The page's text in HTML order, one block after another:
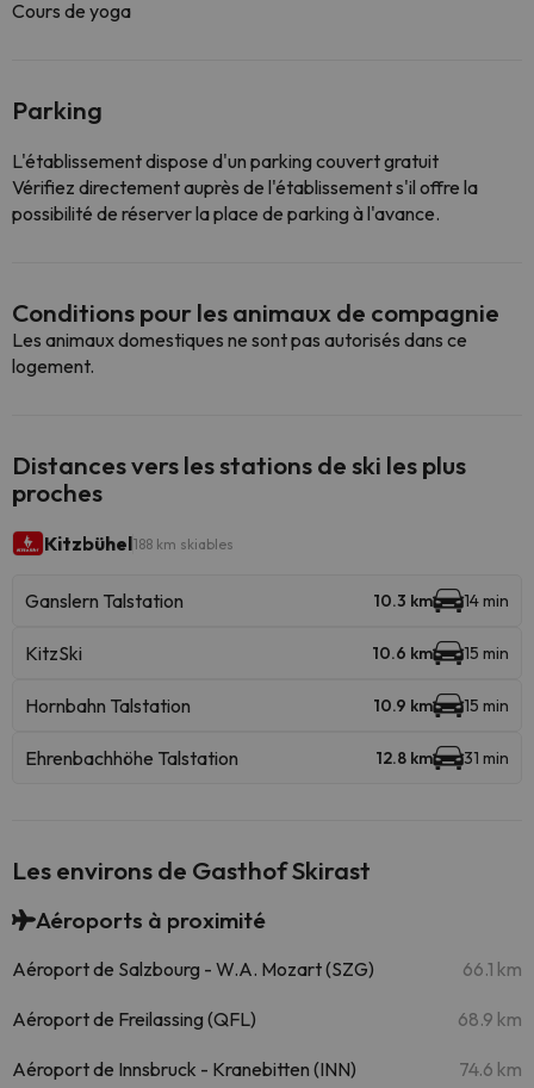
Cours de yoga
Parking
L'établissement dispose d'un parking couvert gratuit
Vérifiez directement auprès de l'établissement s'il offre la
possibilité de réserver la place de parking à l'avance.
Conditions pour les animaux de compagnie
Les animaux domestiques ne sont pas autorisés dans ce
logement.
Distances vers les stations de ski les plus
proches
Kitzbühel188 km skiables
Ganslern Talstation 10.3 km 14 min
KitzSki 10.6 km 15 min
Hornbahn Talstation 10.9 km 15 min
Ehrenbachhöhe Talstation 12.8 km 31 min
Les environs de Gasthof Skirast
Aéroports à proximité
Aéroport de Salzbourg - W.A. Mozart (SZG) 66.1 km
Aéroport de Freilassing (QFL) 68.9 km
Aéroport de Innsbruck - Kranebitten (INN) 74.6 km